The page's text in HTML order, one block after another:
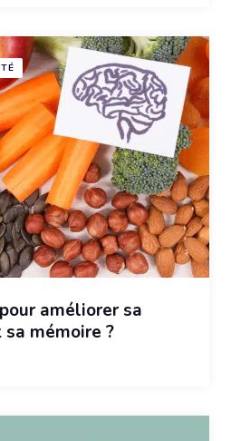
améliorer sa
mémoire ?